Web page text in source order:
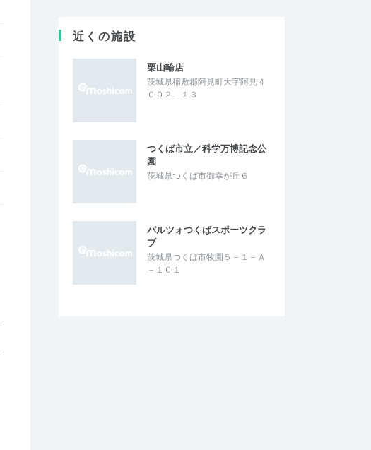
近くの施設
栗山輪店
茨城県稲敷郡阿見町大字阿見４
００２－１３
つくば市立／科学万博記念公
園
茨城県つくば市御幸が丘６
バルツォつくばスポーツクラ
ブ
茨城県つくば市牧園５－１－Ａ
－１０１